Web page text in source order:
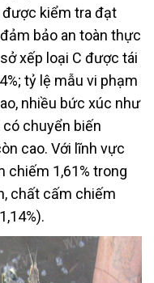
được kiểm tra đạt
bảo an toàn thực
xếp loại C được tái
tỷ lệ mẫu vi phạm
nhiều bức xúc như
có chuyển biến
cao. Với lĩnh vực
chiếm 1,61% trong
chất cấm chiếm